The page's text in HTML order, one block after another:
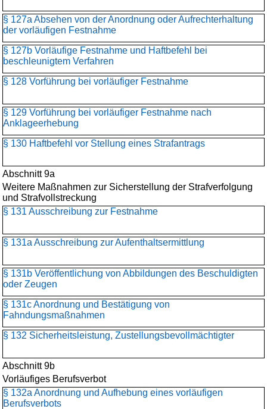
§ 127a Absehen von der Anordnung oder Aufrechterhaltung
der vorläufigen Festnahme
§ 127b Vorläufige Festnahme und Haftbefehl bei
beschleunigtem Verfahren
§ 128 Vorführung bei vorläufiger Festnahme
§ 129 Vorführung bei vorläufiger Festnahme nach
Anklageerhebung
§ 130 Haftbefehl vor Stellung eines Strafantrags
Abschnitt 9a
Weitere Maßnahmen zur Sicherstellung der Strafverfolgung
und Strafvollstreckung
§ 131 Ausschreibung zur Festnahme
§ 131a Ausschreibung zur Aufenthaltsermittlung
§ 131b Veröffentlichung von Abbildungen des Beschuldigten
oder Zeugen
§ 131c Anordnung und Bestätigung von
Fahndungsmaßnahmen
§ 132 Sicherheitsleistung, Zustellungsbevollmächtigter
Abschnitt 9b
Vorläufiges Berufsverbot
§ 132a Anordnung und Aufhebung eines vorläufigen
Berufsverbots